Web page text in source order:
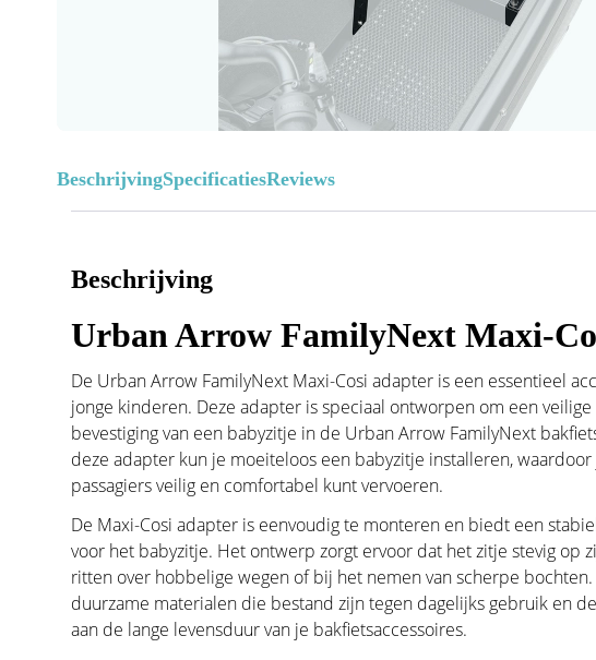
BeschrijvingSpecificatiesReviews
Beschrijving
Urban Arrow FamilyNext Maxi-
De Urban Arrow FamilyNext Maxi-Cosi adapter is een essentieel
jonge kinderen. Deze adapter is speciaal ontworpen om een
bevestiging van een babyzitje in de Urban Arrow FamilyNext
deze adapter kun je moeiteloos een babyzitje installeren,
passagiers veilig en comfortabel kunt vervoeren.
De Maxi-Cosi adapter is eenvoudig te monteren en biedt een
voor het babyzitje. Het ontwerp zorgt ervoor dat het zitje stevig op
ritten over hobbelige wegen of bij het nemen van scherpe
duurzame materialen die bestand zijn tegen dagelijks gebruik en
aan de lange levensduur van je bakfietsaccessoires.